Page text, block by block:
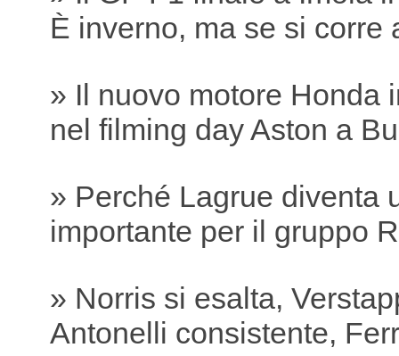
È inverno, ma se si corre
» Il nuovo motore Honda
nel filming day Aston a
» Perché Lagrue diventa
importante per il gruppo
» Norris si esalta,
Antonelli consistente,